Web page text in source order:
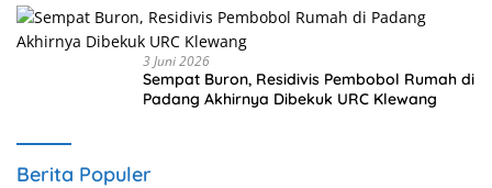
3 Juni 2026
Sempat Buron, Residivis Pembobol Rumah di
Padang Akhirnya Dibekuk URC Klewang
Berita Populer